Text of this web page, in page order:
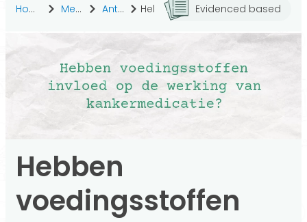
Home Medisch Antwoorden Hebben voedingsstoffen invloed op de werking van kankermedicatie? Evidenced based
Hebben
voedingsstoffen